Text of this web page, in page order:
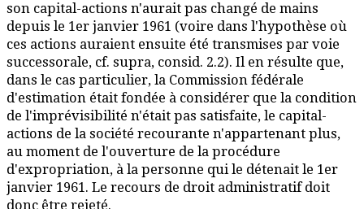
son capital-actions n'aurait pas changé de mains
depuis le 1er janvier 1961 (voire dans l'hypothèse où
ces actions auraient ensuite été transmises par voie
successorale, cf. supra, consid. 2.2). Il en résulte que,
dans le cas particulier, la Commission fédérale
d'estimation était fondée à considérer que la condition
de l'imprévisibilité n'était pas satisfaite, le capital-
actions de la société recourante n'appartenant plus,
au moment de l'ouverture de la procédure
d'expropriation, à la personne qui le détenait le 1er
janvier 1961. Le recours de droit administratif doit
donc être rejeté.